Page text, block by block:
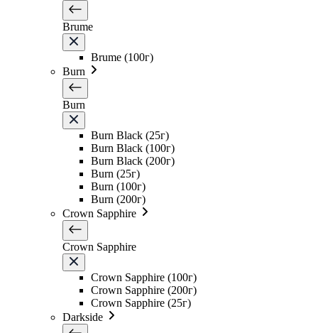
Brume
Brume (100г)
Burn
Burn
Burn Black (25г)
Burn Black (100г)
Burn Black (200г)
Burn (25г)
Burn (100г)
Burn (200г)
Crown Sapphire
Crown Sapphire
Crown Sapphire (100г)
Crown Sapphire (200г)
Crown Sapphire (25г)
Darkside